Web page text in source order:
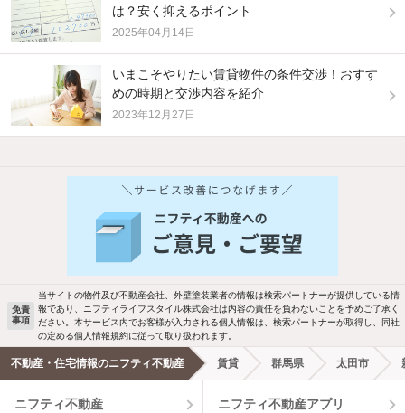
は？安く抑えるポイント
2025年04月14日
いまこそやりたい賃貸物件の条件交渉！おすす
めの時期と交渉内容を紹介
2023年12月27日
バス・トイレ別 2階以上
洗濯機置場あり 独立洗面台
エアコンあり 都市ガス
温水洗浄便座 オートロック
免責
事項
当サイトの物件及び不動産会社、外壁塗装業者の情報は検索パートナーが提供している情
報であり、ニフティライフスタイル株式会社は内容の責任を負わないことを予めご了承く
ださい。本サービス内でお客様が入力される個人情報は、検索パートナーが取得し、同社
の定める個人情報規約に従って取り扱われます。
不動産・住宅情報のニフティ不動産 賃貸 群馬県 太田市
ニフティ不動産 ニフティ不動産アプリ